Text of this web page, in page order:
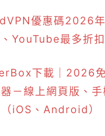
優惠碼2026年
YouTube最多折扣
下載｜2026
－線上網頁版、手
iOS、Android）